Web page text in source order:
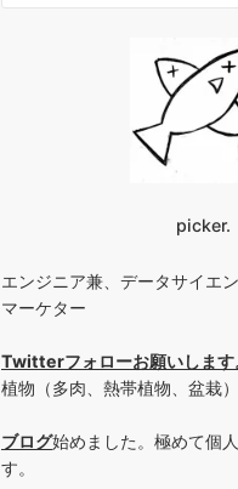
picker.
エンジニア兼、データサイエ
マーケター
Twitterフォローお願いします
植物（多肉、熱帯植物、盆栽
ブログ始めました。極めて個
す。